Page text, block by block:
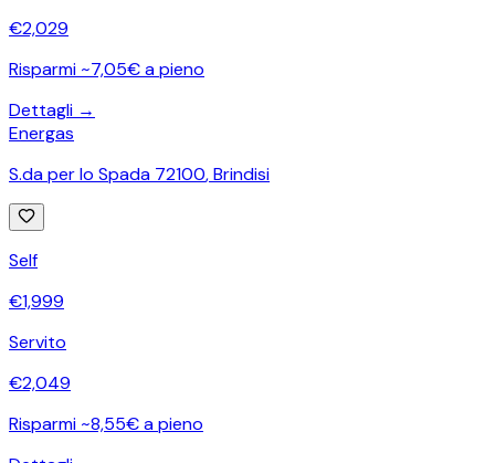
€2,029
Risparmi ~7,05€ a pieno
Dettagli →
Energas
S.da per lo Spada 72100,Brindisi
Self
€1,999
Servito
€2,049
Risparmi ~8,55€ a pieno